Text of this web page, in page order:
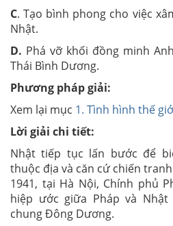
C. Tạo bình phong cho việc
Nhật.
D. Phá vỡ khối đồng minh
Thái Bình Dương.
Phương pháp giải:
Xem lại mục 1. Tình hình thế
Lời giải chi tiết:
Nhật tiếp tục lấn bước để
thuộc địa và căn cứ chiến
1941, tại Hà Nội, Chính phủ
hiệp ước giữa Pháp và
chung Đông Dương.